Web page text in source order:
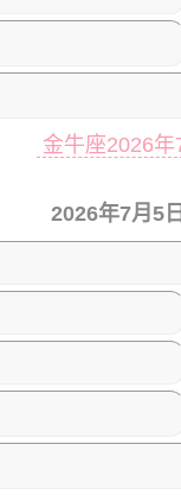
金牛座2026
2026年7月5